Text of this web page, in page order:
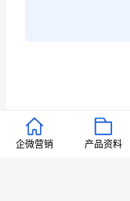
推荐文章
企微营销 产品资料